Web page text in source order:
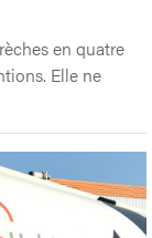
en quatre
Elle ne